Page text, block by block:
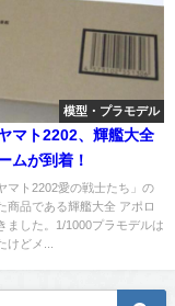
模型・プラモデル
マト2202、輝艦大全
ムが到着！
マト2202愛の戦士たち」の
商品である輝艦大全 アポロ
ました。1/1000プラモデルは
けどメ...